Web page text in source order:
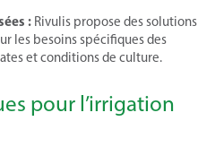
: Rivulis propose des solutions
les besoins spécifiques des
et conditions de culture.
pour l’irrigation